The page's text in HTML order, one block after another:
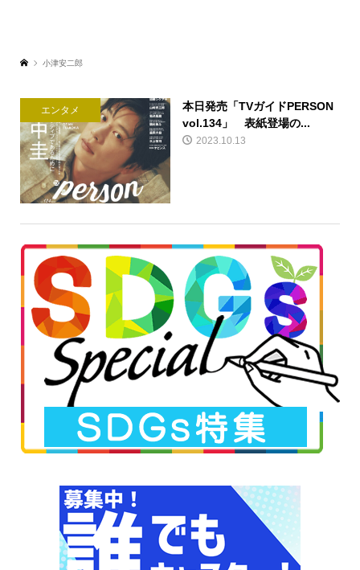
小津安二郎
エンタメ
本日発売「TVガイドPERSON
vol.134」 表紙登場の...
2023.10.13